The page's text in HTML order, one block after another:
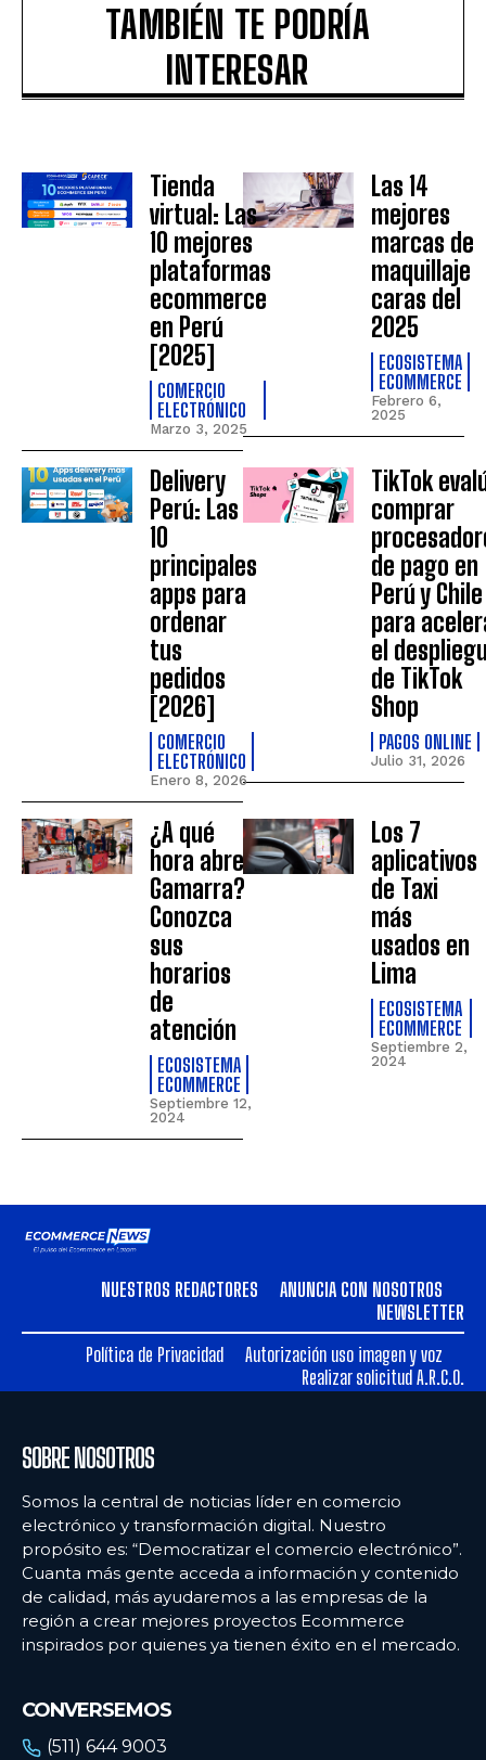
TAMBIÉN TE PODRÍA
INTERESAR
Tienda
virtual: Las
10 mejores
plataformas
ecommerce
en Perú
[2025]
COMERCIO
ELECTRÓNICO
Marzo 3, 2025
Las 14
mejores
marcas de
maquillaje
caras del
2025
ECOSISTEMA
ECOMMERCE
Febrero 6,
2025
Delivery
Perú: Las
10
principales
apps para
ordenar
tus
pedidos
[2026]
COMERCIO
ELECTRÓNICO
Enero 8, 2026
TikTok
comprar
de pago en
Perú y Chile
para
el
de TikTok
Shop
PAGOS ONLINE
Julio 31, 2026
¿A qué
hora abre
Gamarra?
Conozca
sus
horarios
de
atención
ECOSISTEMA
ECOMMERCE
Septiembre 12,
2024
Los 7
aplicativos
de Taxi
más
usados en
Lima
ECOSISTEMA
ECOMMERCE
Septiembre 2,
2024
NUESTROS REDACTORES
ANUNCIA CON NOSOTROS
NEWSLETTER
Política de Privacidad
Autorización uso imagen y voz
Realizar solicitud A.R.C.O.
SOBRE NOSOTROS
Somos la central de noticias líder en comercio
electrónico y transformación digital. Nuestro
propósito es: “Democratizar el comercio electrónico”.
Cuanta más gente acceda a información y contenido
de calidad, más ayudaremos a las empresas de la
región a crear mejores proyectos Ecommerce
inspirados por quienes ya tienen éxito en el mercado.
CONVERSEMOS
(511) 644 9003